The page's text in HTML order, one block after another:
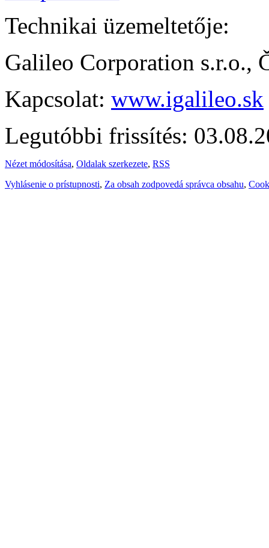
Technikai üzemeltetője:
Galileo Corporation s.r.o.,
Kapcsolat: www.igalileo.sk
Legutóbbi frissítés:
Nézet módosítása, Oldalak szerkezete, RSS
Vyhlásenie o prístupnosti, Za obsah zodpovedá správca obsahu,